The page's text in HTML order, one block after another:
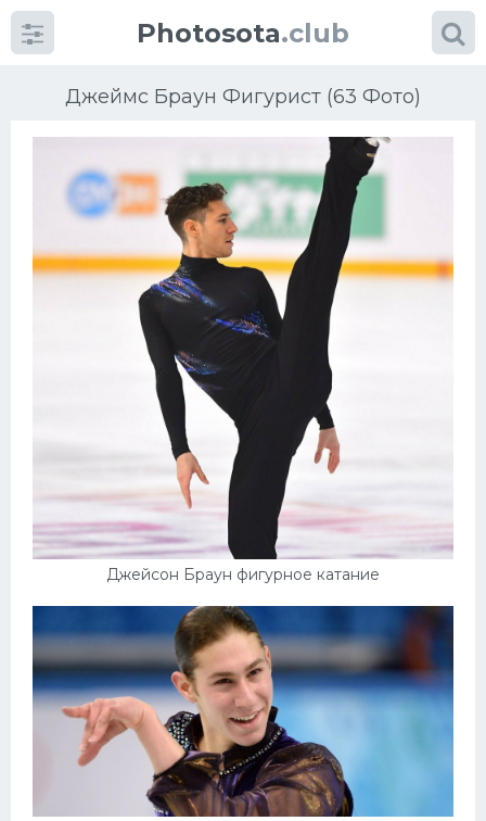
Photosota.club
Джеймс Браун Фигурист (63 Фото)
Джейсон Браун фигурное катание
КатегорииФото
Еще картинки...
Конькобежный спорт
Тренажеры
Интерьер квартиры